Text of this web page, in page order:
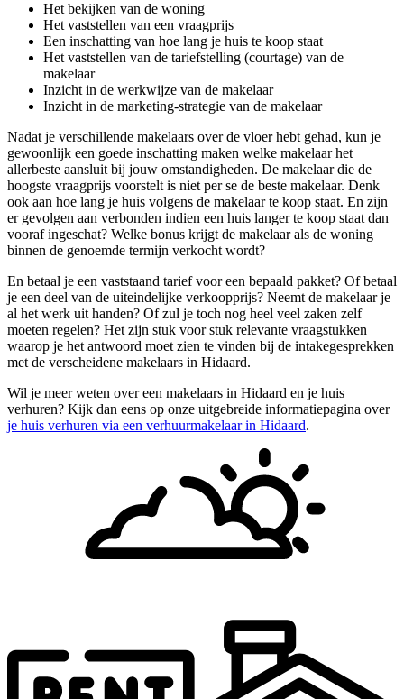
Het bekijken van de woning
Het vaststellen van een vraagprijs
Een inschatting van hoe lang je huis te koop staat
Het vaststellen van de tariefstelling (courtage) van de
makelaar
Inzicht in de werkwijze van de makelaar
Inzicht in de marketing-strategie van de makelaar
Nadat je verschillende makelaars over de vloer hebt gehad, kun je
gewoonlijk een goede inschatting maken welke makelaar het
allerbeste aansluit bij jouw omstandigheden. De makelaar die de
hoogste vraagprijs voorstelt is niet per se de beste makelaar. Denk
ook aan hoe lang je huis volgens de makelaar te koop staat. En zijn
er gevolgen aan verbonden indien een huis langer te koop staat dan
vooraf ingeschat? Welke bonus krijgt de makelaar als de woning
binnen de genoemde termijn verkocht wordt?
En betaal je een vaststaand tarief voor een bepaald pakket? Of betaal
je een deel van de uiteindelijke verkoopprijs? Neemt de makelaar je
al het werk uit handen? Of zul je toch nog heel veel zaken zelf
moeten regelen? Het zijn stuk voor stuk relevante vraagstukken
waarop je het antwoord moet zien te vinden bij de intakegesprekken
met de verscheidene makelaars in Hidaard.
Wil je meer weten over een makelaars in Hidaard en je huis
verhuren? Kijk dan eens op onze uitgebreide informatiepagina over
je huis verhuren via een verhuurmakelaar in Hidaard.